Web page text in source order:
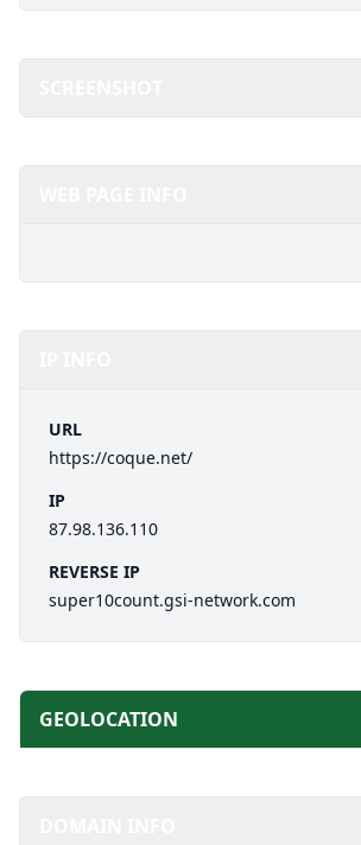
URL
https://coque.net/
IP
87.98.136.110
REVERSE IP
super10count.gsi-network.com
GEOLOCATION